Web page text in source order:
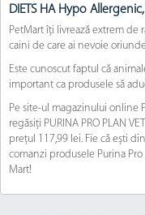
DIETS HA Hypo
PetMart îți livrează extrem
caini de care ai nevoie
Este cunoscut faptul că
important ca produsele să
Pe site-ul magazinului online
regăsiți PURINA PRO PLAN
prețul 117,99 lei. Fie că ești
comanzi produsele Purina
Mart!